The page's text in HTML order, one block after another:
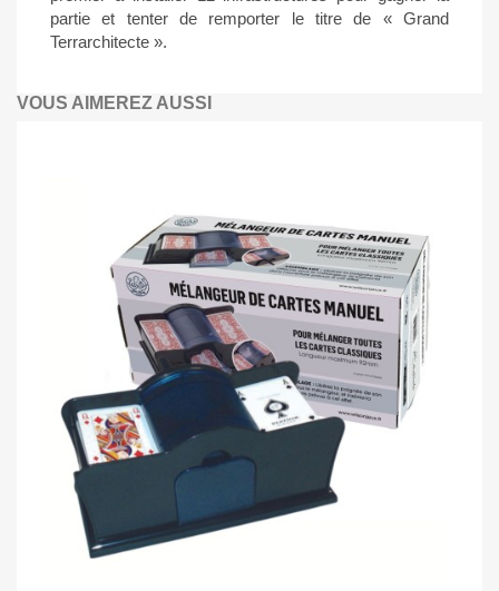
partie et tenter de remporter le titre de « Grand
Terrarchitecte ».
VOUS AIMEREZ AUSSI